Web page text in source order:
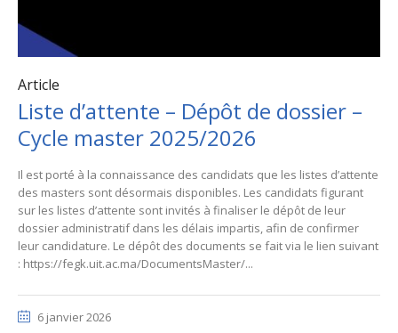
Article
Liste d’attente – Dépôt de dossier –
Cycle master 2025/2026
Il est porté à la connaissance des candidats que les listes d’attente
des masters sont désormais disponibles. Les candidats figurant
sur les listes d’attente sont invités à finaliser le dépôt de leur
dossier administratif dans les délais impartis, afin de confirmer
leur candidature. Le dépôt des documents se fait via le lien suivant
: https://fegk.uit.ac.ma/DocumentsMaster/...
6 janvier 2026